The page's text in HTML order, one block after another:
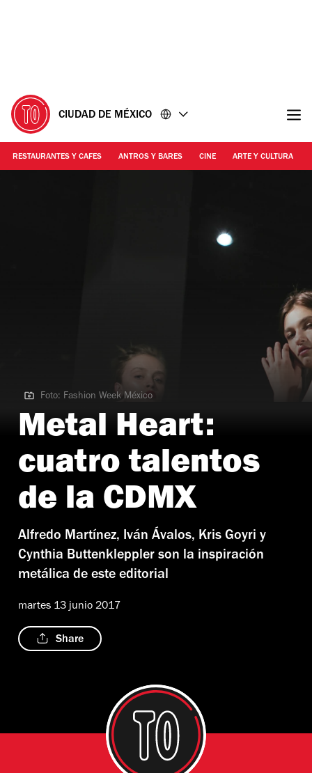
CIUDAD DE MÉXICO
RESTAURANTES Y CAFES ANTROS Y BARES CINE ARTE Y CULTURA
Foto: Fashion Week México
Foto: Fashion Week México
Metal Heart:
cuatro talentos
de la CDMX
Alfredo Martínez, Iván Ávalos, Kris Goyri y
Cynthia Buttenkleppler son la inspiración
metálica de este editorial
martes 13 junio 2017
Share